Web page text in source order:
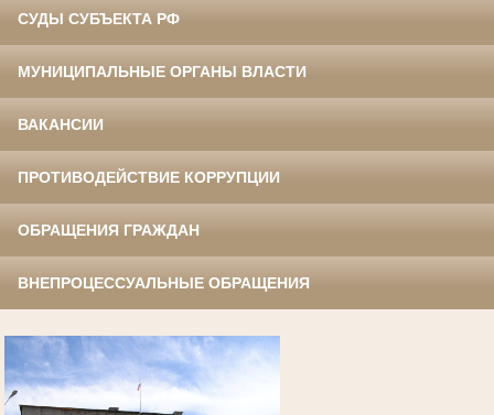
СУДЫ СУБЪЕКТА РФ
МУНИЦИПАЛЬНЫЕ ОРГАНЫ ВЛАСТИ
ВАКАНСИИ
ПРОТИВОДЕЙСТВИЕ КОРРУПЦИИ
ОБРАЩЕНИЯ ГРАЖДАН
ВНЕПРОЦЕССУАЛЬНЫЕ ОБРАЩЕНИЯ